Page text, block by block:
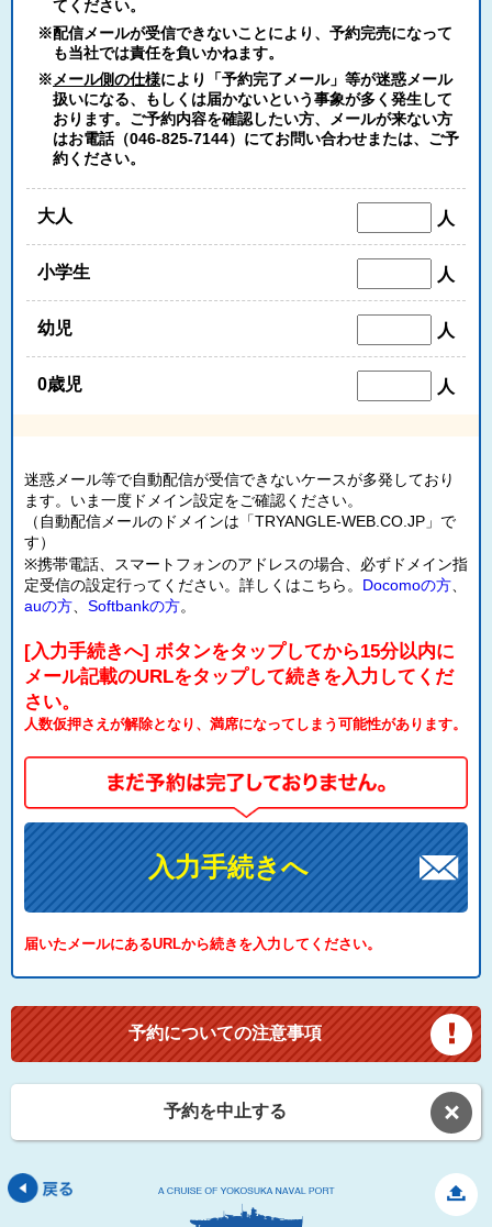
てください。
※配信メールが受信できないことにより、予約完売になって
も当社では責任を負いかねます。
※メール側の仕様により「予約完了メール」等が迷惑メール
扱いになる、もしくは届かないという事象が多く発生して
おります。ご予約内容を確認したい方、メールが来ない方
はお電話（046-825-7144）にてお問い合わせまたは、ご予
約ください。
大人 人
小学生 人
幼児 人
0歳児 人
迷惑メール等で自動配信が受信できないケースが多発しており
ます。いま一度ドメイン設定をご確認ください。
（自動配信メールのドメインは「TRYANGLE-WEB.CO.JP」で
す）
※携帯電話、スマートフォンのアドレスの場合、必ずドメイン指
定受信の設定行ってください。詳しくはこちら。 Docomoの方
auの方
Softbankの方。
[入力手続きへ] ボタンをタップしてから15分以内に
メール記載のURLをタップして続きを入力してくだ
さい。
人数仮押さえが解除となり、満席になってしまう可能性があります。
入力手続きへ
届いたメールにあるURLから続きを入力してください。
予約についての注意事項
予約を中止する